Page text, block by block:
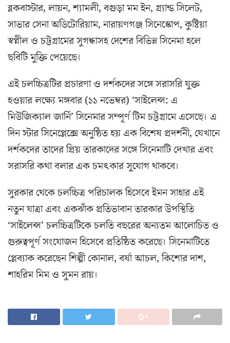
ব্লকবাস্টার, লায়ন, শ্যামলী, বগুড়া মম ইন, গ্র্যান্ড সিলেট,
সাভার সেনা অডিটোরিয়াম, নারায়ণগঞ্জ সিনেস্কোপ, কুষ্টিয়া
স্বপ্নীল ও চট্টগ্রামের সুগন্ধাসহ দেশের বিভিন্ন সিনেমা হলে
ছবিটি মুক্তি পেয়েছে।
এই চলচ্চিত্রটির প্রচারণা ও দর্শকদের সঙ্গে সরাসরি যুক্ত
হওয়ার লক্ষ্যে মঙ্গবার (১১ নভেম্বর) ‘সাইলেন্স: এ
মিউজিক্যাল জার্নি’ সিনেমার সম্পূর্ণ টিম চট্টগ্রামে এসেছে। এ
দিন স্টার সিনেপ্লেক্সে অনুষ্ঠিত হয় এক বিশেষ প্রদর্শনী, যেখানে
দর্শকদের তাদের প্রিয় তারকাদের সঙ্গে সিনেমাটি দেখার এবং
সরাসরি কথা বলার এক চমৎকার সুযোগ থাকবে।
সুরকার থেকে চলচ্চিত্র পরিচালক হিসেবে ইমন সাহার এই
নতুন যাত্রা এবং একঝাঁক প্রতিভাবান তারকার উপস্থিতি
‘সাইলেন্স’ চলচ্চিত্রটিকে চলতি বছরের অন্যতম আলোচিত ও
গুরুত্বপূর্ণ সংযোজন হিসেবে প্রতিষ্ঠিত করেছে। সিনেমাটিতে
প্লেব্যাক করেছেন শিল্পী কোনাল, বর্ষা আচল, কিশোর দাশ,
শাহরিম মিম ও সুমন রায়।